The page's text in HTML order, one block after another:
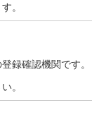
。
録確認機関です。
。